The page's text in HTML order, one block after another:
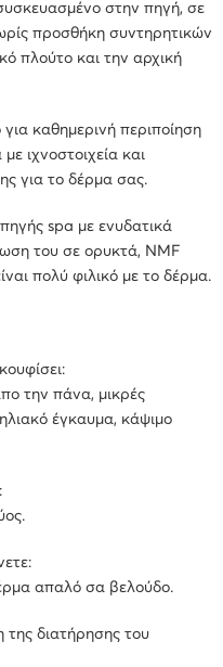
στην πηγή, σε
προσθήκη συντηρητικών
πλούτο και την αρχική
για καθημερινή περιποίηση
ιχνοστοιχεία και
για το δέρμα σας.
spa με ενυδατικά
του σε ορυκτά, NMF
πολύ φιλικό με το δέρμα.
την πάνα, μικρές
έγκαυμα, κάψιμο
απαλό σα βελούδο.
της διατήρησης του